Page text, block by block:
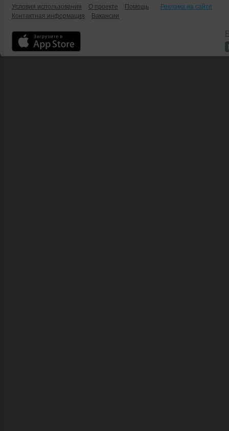
Условия использования
О проекте Помощь
Реклама на сайте
Контактная информация
Вакансии